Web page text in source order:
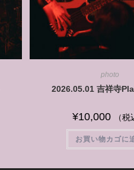
photo
2026.05.01 吉祥寺
¥10,000 （
お買い物カゴに